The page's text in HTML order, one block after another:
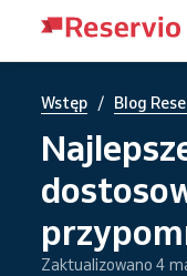
Wstęp / Blog
Zaktualizowano 4